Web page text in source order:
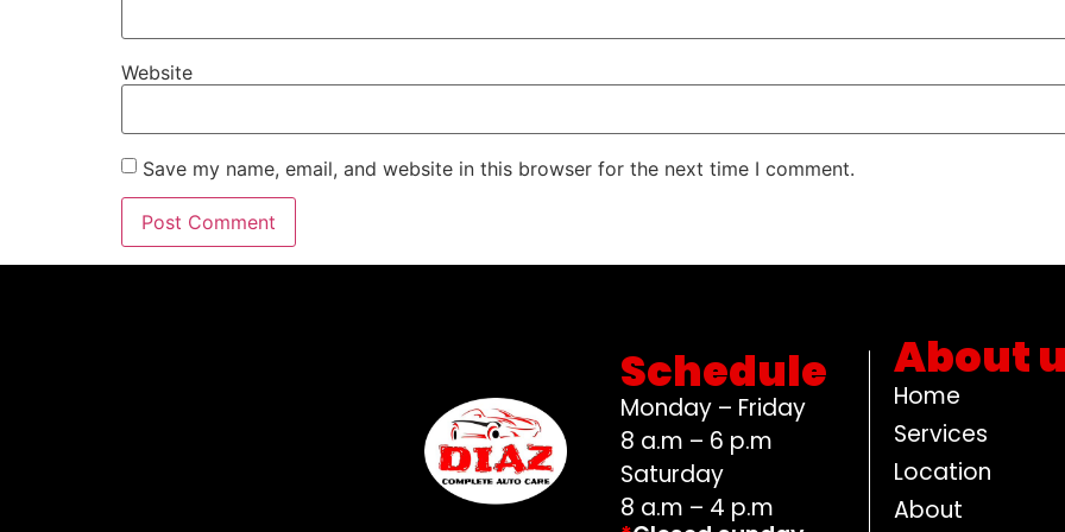
Website
Save my name, email, and website in this browser for the next time I comment.
Schedule
Monday – Friday
8 a.m – 6 p.m
Saturday
8 a.m – 4 p.m
About
Home
Services
Location
About